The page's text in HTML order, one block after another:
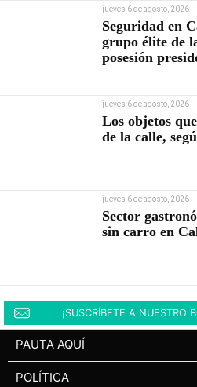
jueves 6 de agosto, 2026
Seguridad en
grupo élite de
posesión
jueves 6 de agosto, 2026
Los objetos
de la calle,
jueves 6 de agosto, 2026
Sector
sin carro en
¡SUSCRÍBETE A NUESTRO
PAUTA AQUÍ
POLÍTICA